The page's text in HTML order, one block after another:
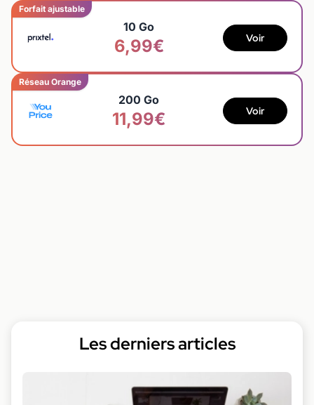
Forfait ajustable
10 Go
6,99€ Voir
Réseau Orange
200 Go
11,99€ Voir
Les derniers articles